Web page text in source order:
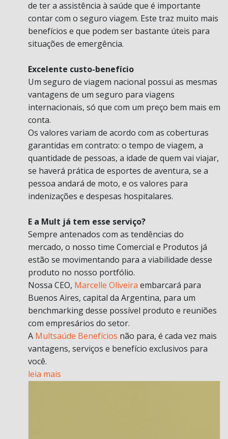
de ter a assistência à saúde que é importante
contar com o seguro viagem. Este traz muito mais
benefícios e que podem ser bastante úteis para
situações de emergência.
Excelente custo-benefício
Um seguro de viagem nacional possui as mesmas
vantagens de um seguro para viagens
internacionais, só que com um preço bem mais em
conta.
Os valores variam de acordo com as coberturas
garantidas em contrato: o tempo de viagem, a
quantidade de pessoas, a idade de quem vai viajar,
se haverá prática de esportes de aventura, se a
pessoa andará de moto, e os valores para
indenizações e despesas hospitalares.
E a Mult já tem esse serviço?
Sempre antenados com as tendências do
mercado, o nosso time Comercial e Produtos já
estão se movimentando para a viabilidade desse
produto no nosso portfólio.
Nossa CEO, Marcelle Oliveira embarcará para
Buenos Aires, capital da Argentina, para um
benchmarking desse possível produto e reuniões
com empresários do setor.
A Multsaúde Benefícios não para, é cada vez mais
vantagens, serviços e benefício exclusivos para
você.
leia mais